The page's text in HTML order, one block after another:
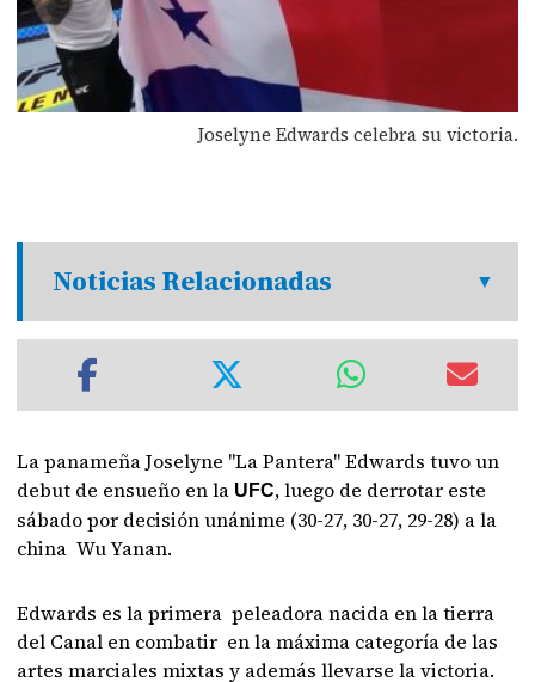
Joselyne Edwards celebra su victoria.
Noticias Relacionadas
La panameña Joselyne "La Pantera" Edwards tuvo un
debut de ensueño en la UFC, luego de derrotar este
sábado por decisión unánime (30-27, 30-27, 29-28) a la
china Wu Yanan.
Edwards es la primera peleadora nacida en la tierra
del Canal en combatir en la máxima categoría de las
artes marciales mixtas y además llevarse la victoria.